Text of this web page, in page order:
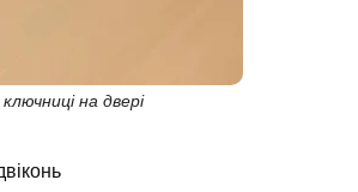
на двері